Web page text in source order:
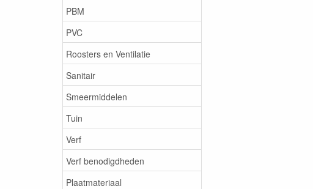
PBM
PVC
Roosters en Ventilatie
Sanitair
Smeermiddelen
Tuin
Verf
Verf benodigdheden
Plaatmateriaal